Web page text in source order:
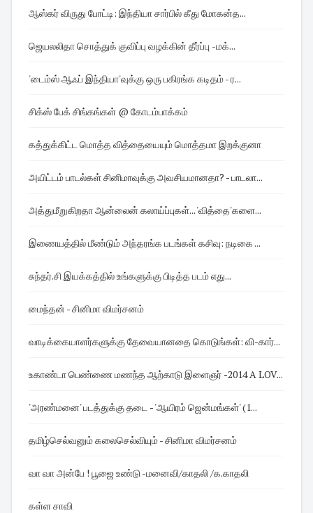
ஆஸ்கர் விருது போட்டி: இந்தியா சார்பில் கீது மோகன்த...
ஜெயலலிதா சொத்துக் குவிப்பு வழக்கின் தீர்ப்பு -மக்...
'டைம்ஸ் ஆஃப் இந்தியா'வுக்கு ஒரு பகிரங்க கடிதம் - ர...
சிக்ஸ் பேக் சிங்கங்கள் @ கோடம்பாக்கம்
கத்துக்கிட்ட மொத்த வித்தையையும் மொத்தமா இறக்குனா
அயிட்டம் பாடல்கள் சினிமாவுக்கு அவசியமானதா? - பாடலா...
அத்துமீறுகிறதா ஆன்லைன் கலாய்ப்புகள்... 'வித்தை'களை...
இணையத்தில் மீண்டும் அந்தரங்க படங்கள் கசிவு: நடிகை ...
சுந்தர்.சி இயக்கத்தில் உங்களுக்கு பிடித்த படம் எது...
மைந்தன் - சினிமா விமர்சனம்
வாடிக்கையாளர்களுக்கு தேவையானதை கொடுங்கள் : வி-கார்...
உகாண்டா பெண்ணை மணந்த ஆற்காடு இளைஞர் -2014 A LOV...
'அரண்மனை' படத்துக்கு தடை - 'ஆயிரம் ஜென்மங்கள்' (1...
தமிழ்செல்வனும் கலைசெல்வியும் - சினிமா விமர்சனம்
வா வா அன்பே ! பூஜை உண்டு -மனைவி/காதலி /க.காதலி
கள்ள சாவி